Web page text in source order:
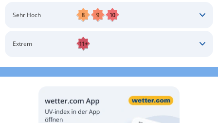
Langärmlige Bekleidung
Sonnenbrille
Sehr Hoch
Langärmlige Bekleidung
Extrem